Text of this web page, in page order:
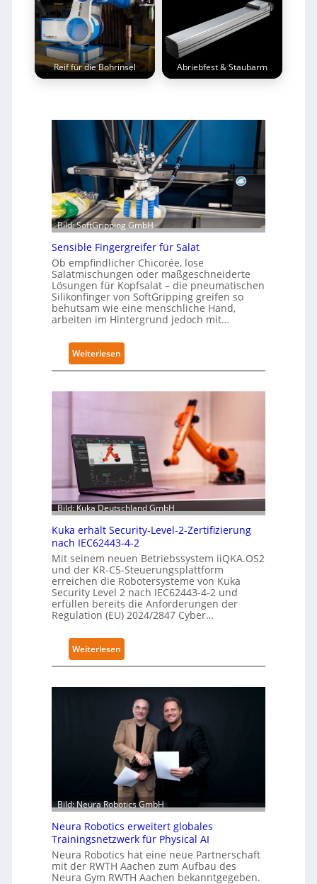
Reif für die Bohrinsel Abriebfest & Staubarm
Bild: SoftGripping GmbH
Sensible Fingergreifer für Salat
Ob empfindlicher Chicorée, lose
Salatmischungen oder maßgeschneiderte
Lösungen für Kopfsalat – die pneumatischen
Silikonfinger von SoftGripping greifen so
behutsam wie eine menschliche Hand,
arbeiten im Hintergrund jedoch mit…
Weiterlesen
S
b
l
e
F
i
n
g
e
r
g
r
e
i
f
r
S
a
l
a
t
Bild: Kuka Deutschland GmbH
Kuka erhält Security-Level-2-Zertifizierung
nach IEC62443-4-2
Mit seinem neuen Betriebssystem iiQKA.OS2
und der KR-C5-Steuerungsplattform
erreichen die Robotersysteme von Kuka
Security Level 2 nach IEC62443-4-2 und
erfüllen bereits die Anforderungen der
Regulation (EU) 2024/2847 Cyber…
Weiterlesen
K
e
r
h
ä
l
t
S
e
c
u
r
Bild: Neura Robotics GmbH
Neura Robotics erweitert globales
Trainingsnetzwerk für Physical AI
Neura Robotics hat eine neue Partnerschaft
mit der RWTH Aachen zum Aufbau des
Neura Gym RWTH Aachen bekanntgegeben.